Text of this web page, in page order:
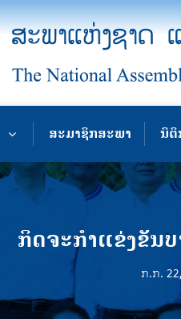
ສະມາຊິກສະພາ ນິຕິ
ກິດຈະກຳແຂ່ງຂັນ
ກ.ກ.